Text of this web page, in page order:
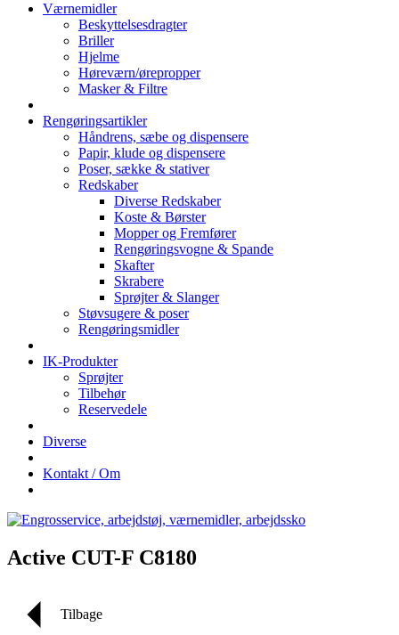
Værnemidler
Beskyttelsesdragter
Briller
Hjelme
Høreværn/ørepropper
Masker & Filtre
Rengøringsartikler
Håndrens, sæbe og dispensere
Papir, klude og dispensere
Poser, sække & stativer
Redskaber
Diverse Redskaber
Koste & Børster
Mopper og Fremfører
Rengøringsvogne & Spande
Skafter
Skrabere
Sprøjter & Slanger
Støvsugere & poser
Rengøringsmidler
IK-Produkter
Sprøjter
Tilbehør
Reservedele
Diverse
Kontakt / Om
Active CUT-F C8180
Tilbage